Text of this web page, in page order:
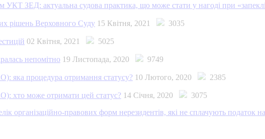
УКТ ЗЕД: актуальна судова практика, що може стати у нагоді при
рішень Верховного Суду 15 Квітня, 2021 3035
02 Квітня, 2021 5025
непомітно 19 Листопада, 2020 9749
яка процедура отримання статусу? 10 Лютого, 2020 2385
хто може отримати цей статус? 14 Січня, 2020
3075
організаційно-правових форм нерезидентів, які не сплачують податок